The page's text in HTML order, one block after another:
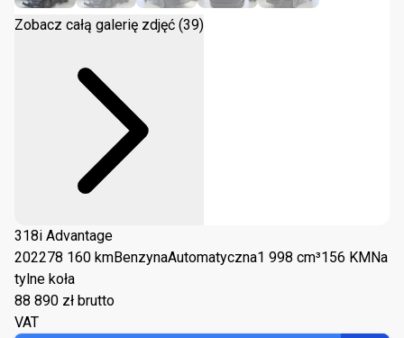
Zobacz całą galerię zdjęć (39)
318i Advantage
202278 160 kmBenzynaAutomatyczna1 998 cm³156 KM Na
tylne koła
88 890 zł brutto
VAT